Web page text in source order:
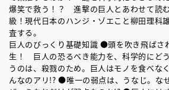
爆笑で救う！？ 進撃の巨人とあわせて読
級！現代日本のハンジ・ゾエこと柳田理科
査する。
巨人のびっくり基礎知識 ●頭を吹き飛ばさ
生！ 巨人の恐るべき能力を、科学的にど
うのは、殺戮のため。巨人はモノを食べな
んなのアリ!? ●唯一の弱点は、うなじ。